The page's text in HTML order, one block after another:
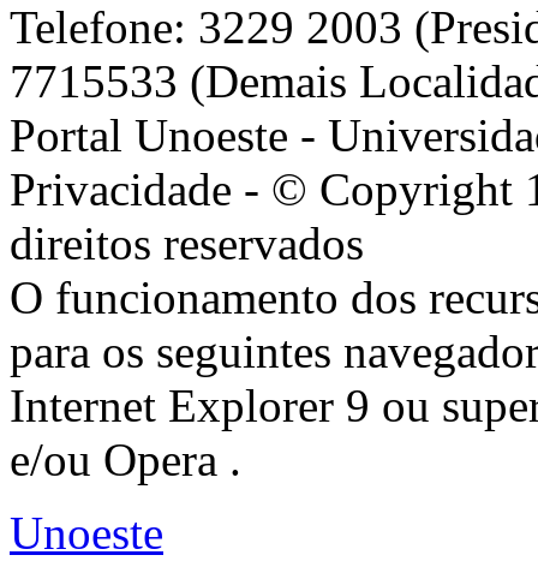
Telefone: 3229 2003
7715533 (Demais
Portal Unoeste -
Privacidade - © Copyright
direitos reservados
O funcionamento dos
para os seguintes
Internet Explorer 9 ou
e/ou Opera .
Unoeste